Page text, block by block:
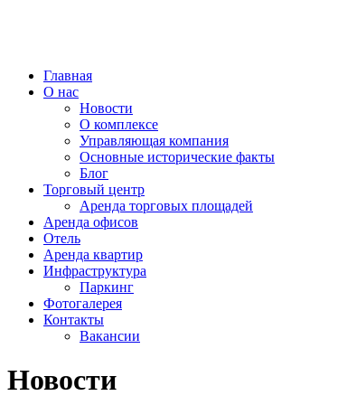
Главная
О нас
Новости
О комплексе
Управляющая компания
Основные исторические факты
Блог
Торговый центр
Аренда торговых площадей
Аренда офисов
Отель
Аренда квартир
Инфраструктура
Паркинг
Фотогалерея
Контакты
Вакансии
Новости